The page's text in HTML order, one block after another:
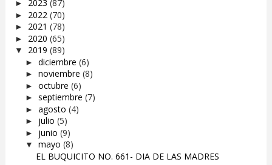
► 2023 (87)
► 2022 (70)
► 2021 (78)
► 2020 (65)
▼ 2019 (89)
► diciembre (6)
► noviembre (8)
► octubre (6)
► septiembre (7)
► agosto (4)
► julio (5)
► junio (9)
▼ mayo (8)
EL BUQUICITO NO. 661- DIA DE LAS MADRES